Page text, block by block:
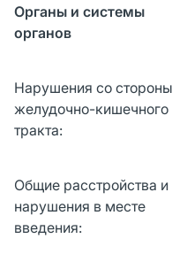
Органы и системы
органов
Нарушения со стороны
желудочно-кишечного
тракта:
Общие расстройства и
нарушения в месте
введения: